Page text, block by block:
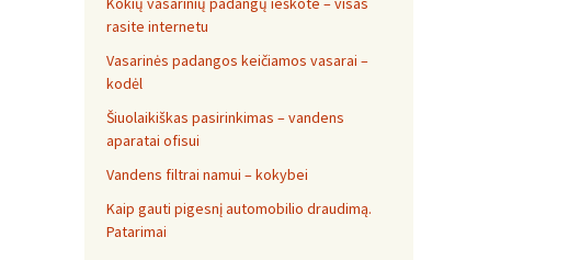
rasite internetu
Vasarinės padangos keičiamos vasarai –
kodėl
Šiuolaikiškas pasirinkimas – vandens
aparatai ofisui
Vandens filtrai namui – kokybei
Kaip gauti pigesnį automobilio draudimą.
Patarimai